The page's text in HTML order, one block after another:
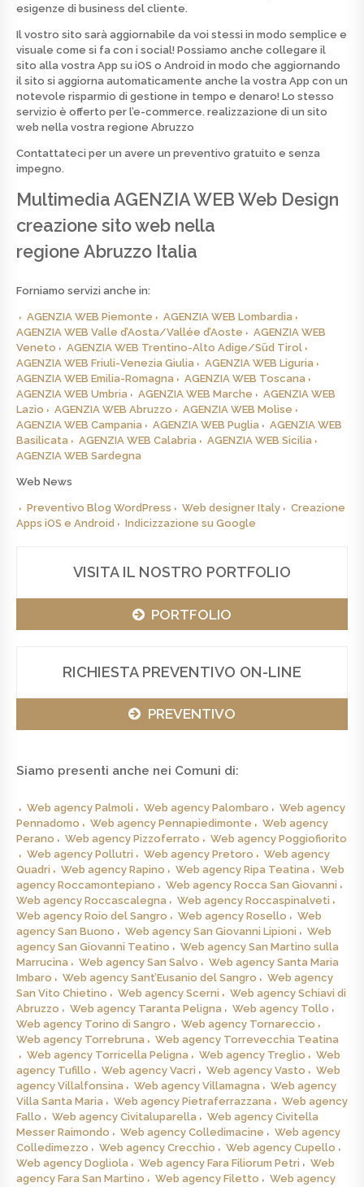
esigenze di business del cliente.
Il vostro sito sarà aggiornabile da voi stessi in modo semplice e
visuale come si fa con i social! Possiamo anche collegare il
sito alla vostra App su iOS o Android in modo che aggiornando
il sito si aggiorna automaticamente anche la vostra App con un
notevole risparmio di gestione in tempo e denaro! Lo stesso
servizio è offerto per l’e-commerce. realizzazione di un sito
web nella vostra regione Abruzzo
Contattateci per un avere un preventivo gratuito e senza
impegno.
Multimedia AGENZIA WEB Web Design
creazione sito web nella
regione Abruzzo Italia
Forniamo servizi anche in:
AGENZIA WEB Piemonte
AGENZIA WEB Lombardia
AGENZIA WEB Valle d’Aosta/Vallée d’Aoste
AGENZIA WEB
Veneto
AGENZIA WEB Trentino-Alto Adige/Süd Tirol
AGENZIA WEB Friuli-Venezia Giulia
AGENZIA WEB Liguria
AGENZIA WEB Emilia-Romagna
AGENZIA WEB Toscana
AGENZIA WEB Umbria
AGENZIA WEB Marche
AGENZIA WEB
Lazio
AGENZIA WEB Abruzzo
AGENZIA WEB Molise
AGENZIA WEB Campania
AGENZIA WEB Puglia
AGENZIA WEB
Basilicata
AGENZIA WEB Calabria
AGENZIA WEB Sicilia
AGENZIA WEB Sardegna
Web News
Preventivo Blog WordPress Web designer Italy
Creazione
Apps iOS e Android
Indicizzazione su Google
VISITA IL NOSTRO PORTFOLIO
PORTFOLIO
RICHIESTA PREVENTIVO ON-LINE
PREVENTIVO
Siamo presenti anche nei Comuni di:
Web agency Palmoli Web agency Palombaro
Web agency
Pennadomo
Web agency Pennapiedimonte
Web agency
Perano
Web agency Pizzoferrato
Web agency Poggiofiorito
Web agency Pollutri
Web agency Pretoro
Web agency
Quadri
Web agency Rapino Web agency Ripa Teatina
Web
agency Roccamontepiano
Web agency Rocca San Giovanni
Web agency Roccascalegna
Web agency Roccaspinalveti
Web agency Roio del Sangro
Web agency Rosello
Web
agency San Buono
Web agency San Giovanni Lipioni
Web
agency San Giovanni Teatino
Web agency San Martino sulla
Marrucina
Web agency San Salvo
Web agency Santa Maria
Imbaro
Web agency Sant’Eusanio del Sangro
Web agency
San Vito Chietino
Web agency Scerni
Web agency Schiavi di
Abruzzo
Web agency Taranta Peligna
Web agency Tollo
Web agency Torino di Sangro
Web agency Tornareccio
Web agency Torrebruna
Web agency Torrevecchia Teatina
Web agency Torricella Peligna
Web agency Treglio
Web
agency Tufillo
Web agency Vacri Web agency Vasto
Web
agency Villalfonsina
Web agency Villamagna
Web agency
Villa Santa Maria
Web agency Pietraferrazzana
Web agency
Fallo
Web agency Civitaluparella
Web agency Civitella
Messer Raimondo
Web agency Colledimacine
Web agency
Colledimezzo
Web agency Crecchio
Web agency Cupello
Web agency Dogliola
Web agency Fara Filiorum Petri
Web
agency Fara San Martino
Web agency Filetto Web agency